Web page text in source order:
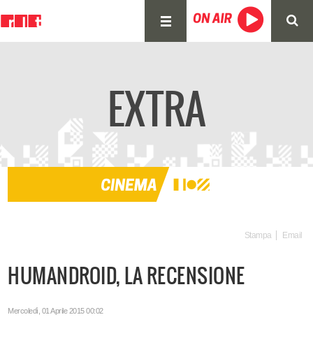
EXTRA
Stampa Email
HUMANDROID, LA RECENSIONE
Mercoledì, 01 Aprile 2015 00:02